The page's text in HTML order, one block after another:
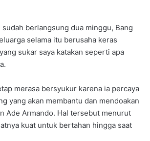
sudah berlangsung dua minggu, Bang
selama itu berusaha keras
sukar saya katakan seperti apa
merasa bersyukur karena ia percaya
yang akan membantu dan mendoakan
Ade Armando. Hal tersebut menurut
kuat untuk bertahan hingga saat